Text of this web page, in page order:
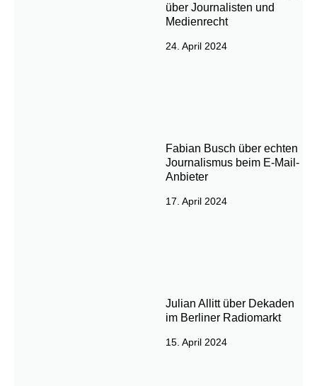
über Journalisten und
Medienrecht
24. April 2024
Fabian Busch über echten
Journalismus beim E-Mail-
Anbieter
17. April 2024
Julian Allitt über Dekaden
im Berliner Radiomarkt
15. April 2024